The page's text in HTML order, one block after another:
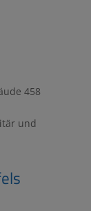
458
und